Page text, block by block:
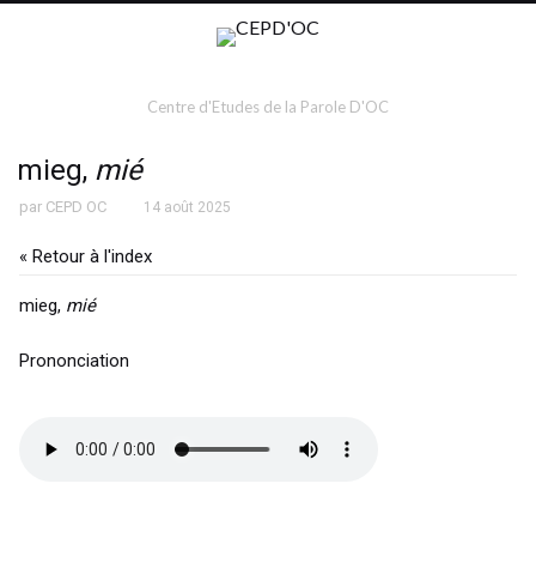
Centre d'Etudes de la Parole D'OC
mieg, mié
par CEPD OC 14 août 2025
« Retour à l'index
mieg, mié
Prononciation